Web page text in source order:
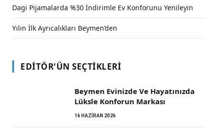
Dagi Pijamalarda %30 İndirimle Ev Konforunu Yenileyin
Yılın İlk Ayrıcalıkları Beymen’den
EDITÖR'ÜN SEÇTIKLERI
Beymen Evinizde Ve Hayatınızda
Lüksle Konforun Markası
16 HAZIRAN 2026